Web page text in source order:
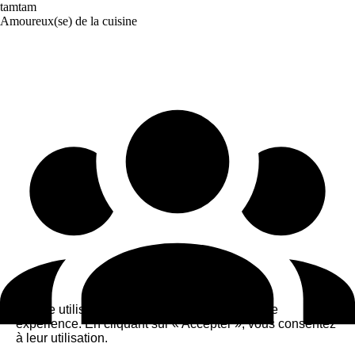
tamtam
Amoureux(se) de la cuisine
Ce site utilise des cookies pour améliorer votre
expérience. En cliquant sur « Accepter », vous consentez
à leur utilisation.